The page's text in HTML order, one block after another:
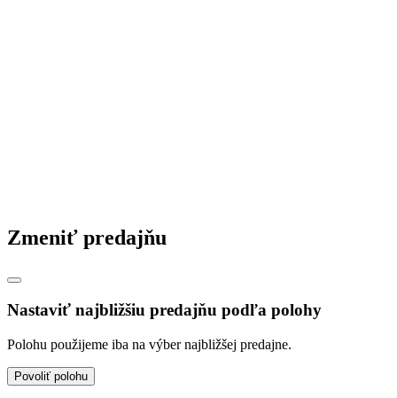
Zmeniť predajňu
Nastaviť najbližšiu predajňu podľa polohy
Polohu použijeme iba na výber najbližšej predajne.
Povoliť polohu